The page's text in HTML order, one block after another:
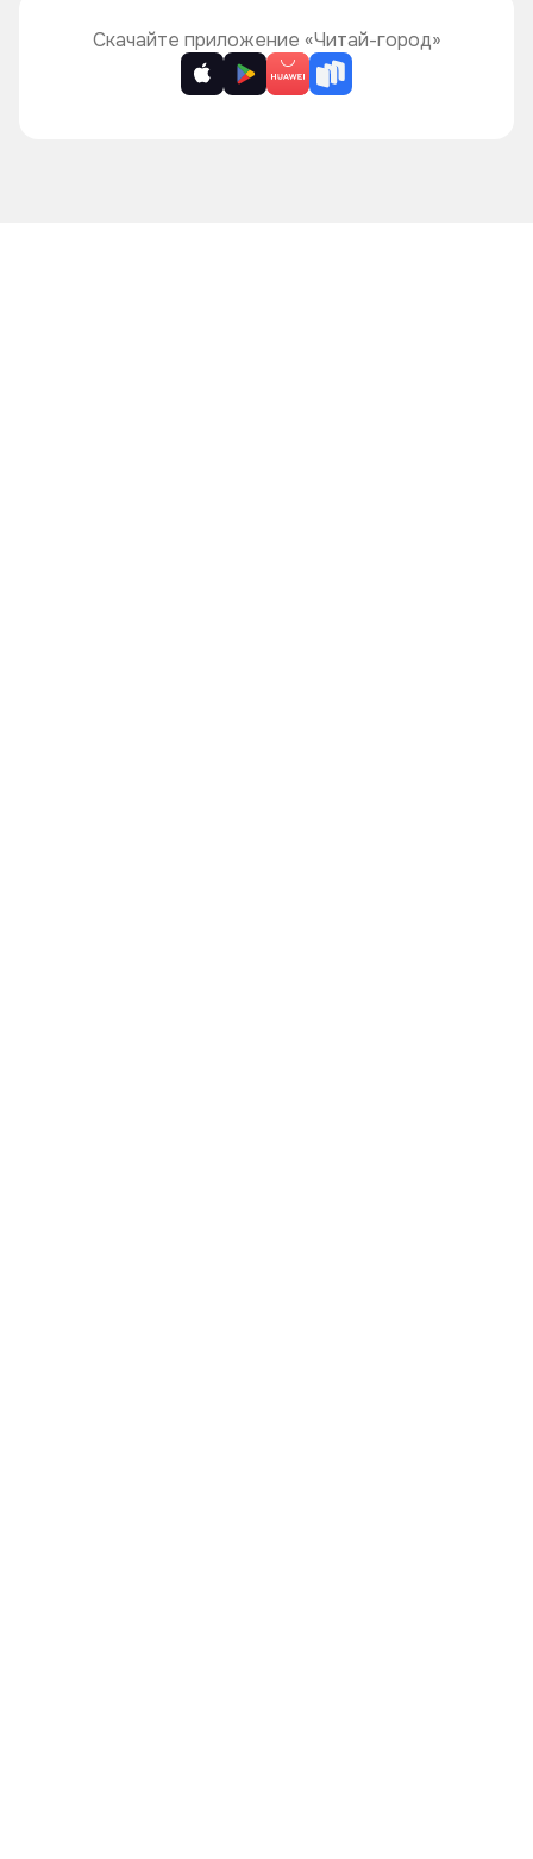
Скачайте приложение «Читай-город»